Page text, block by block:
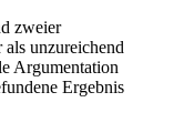
zweier
unzureichend
Argumentation
Ergebnis